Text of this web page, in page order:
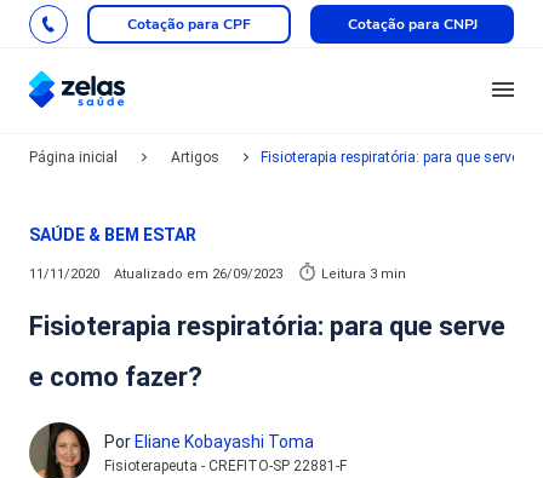
Cotação para CPF Cotação para CNPJ
Página inicial Artigos Fisioterapia respiratória: para que serve e
SAÚDE & BEM ESTAR
11/11/2020 Atualizado em 26/09/2023 Leitura 3 min
Fisioterapia respiratória: para que serve
e como fazer?
PorEliane Kobayashi Toma
Fisioterapeuta - CREFITO-SP 22881-F